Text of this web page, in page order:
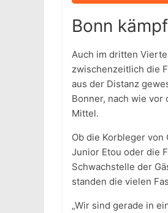
Bonn
Auch im dritten
zwischenzeitlich die
aus der Distanz
Bonner, nach wie vor
Mittel.
Ob die Korbleger von
Junior Etou oder die
Schwachstelle der
standen die vielen
„Wir sind gerade in